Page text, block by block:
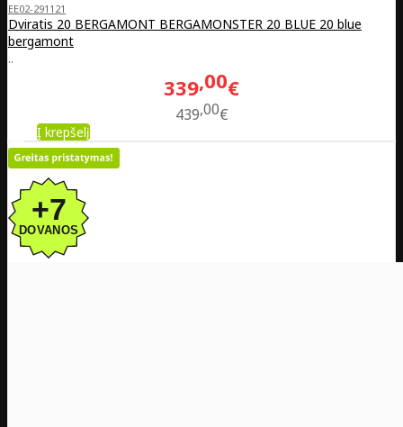
EE02-291121
Dviratis 20 BERGAMONT BERGAMONSTER 20 BLUE 20 blue
bergamont
..
339 00€
439 00€
Į krepšelį